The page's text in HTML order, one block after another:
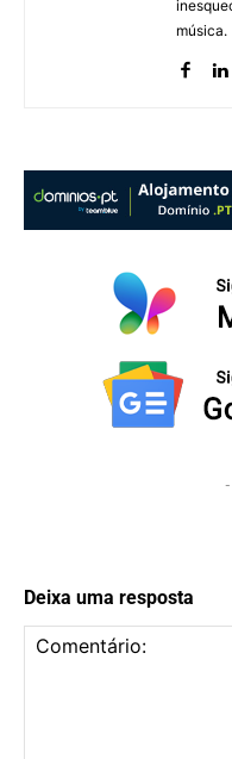
música.
-
Deixa uma resposta